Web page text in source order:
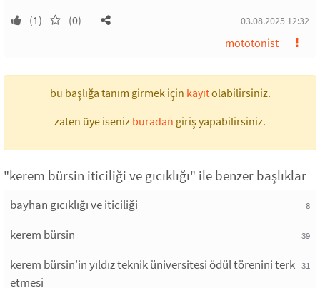
(1) (0) 03.08.2025 12:32
mototonist
bu başlığa tanım girmek için kayıtolabilirsiniz.
zaten üye iseniz buradan giriş yapabilirsiniz.
"kerem bürsin iticiliği ve gıcıklığı" ile benzer başlıklar
bayhan gıcıklığı ve iticiliği 8
kerem bürsin 39
kerem bürsin'in yıldız teknik üniversitesi ödül törenini terk
etmesi
31